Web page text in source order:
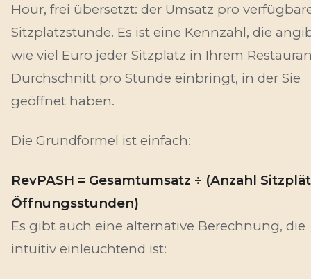
Hour, frei übersetzt: der Umsatz pro
Sitzplatzstunde. Es ist eine Kennzahl, die
wie viel Euro jeder Sitzplatz in Ihrem
Durchschnitt pro Stunde einbringt, in der Sie
geöffnet haben.
Die Grundformel ist einfach:
RevPASH = Gesamtumsatz ÷ (Anzahl
Öffnungsstunden)
Es gibt auch eine alternative Berechnung, die
intuitiv einleuchtend ist: